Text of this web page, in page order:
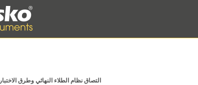
التصاق نظام الطلاء النهائي وطرق الاختبار